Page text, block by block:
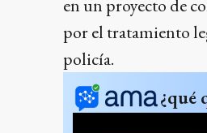
en un proyecto de
por el tratamiento
policía.
¿qué